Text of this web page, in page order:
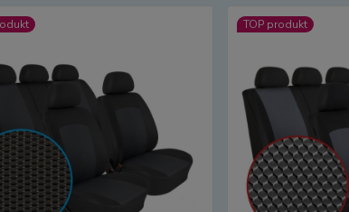
TOP produkt